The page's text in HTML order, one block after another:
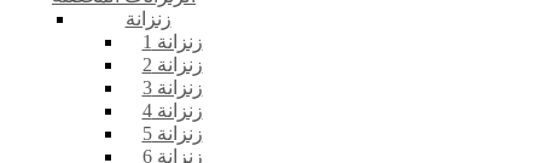
زنزانة
زنزانة 1
زنزانة 2
زنزانة 3
زنزانة 4
زنزانة 5
زنزانة 6